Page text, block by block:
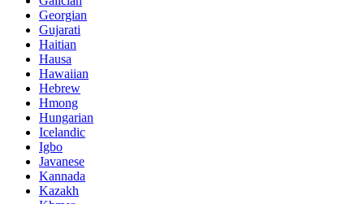
Georgian
Gujarati
Haitian
Hausa
Hawaiian
Hebrew
Hmong
Hungarian
Icelandic
Igbo
Javanese
Kannada
Kazakh